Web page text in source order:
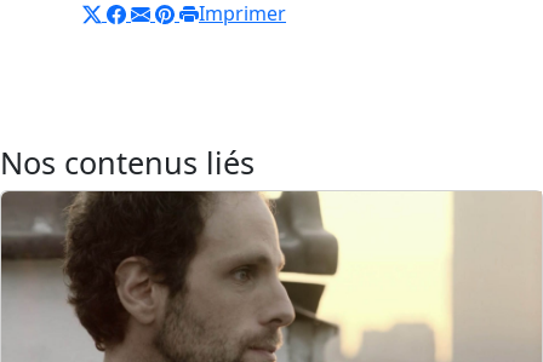
Imprimer
Nos contenus liés